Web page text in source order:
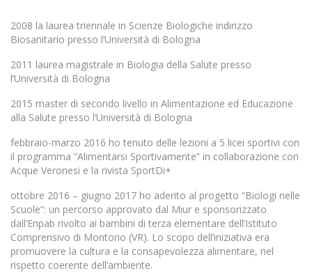
2008 la laurea triennale in Scienze Biologiche indirizzo
Biosanitario presso l’Università di Bologna
2011 laurea magistrale in Biologia della Salute presso
l’Università di Bologna
2015 master di secondo livello in Alimentazione ed Educazione
alla Salute presso l’Università di Bologna
febbraio-marzo 2016 ho tenuto delle lezioni a 5 licei sportivi con
il programma “Alimentarsi Sportivamente” in collaborazione con
Acque Veronesi e la rivista SportDi+
ottobre 2016 – giugno 2017 ho aderito al progetto “Biologi nelle
Scuole”: un percorso approvato dal Miur e sponsorizzato
dall’Enpab rivolto ai bambini di terza elementare dell’Istituto
Comprensivo di Montorio (VR). Lo scopo dell’iniziativa era
promuovere la cultura e la consapevolezza alimentare, nel
rispetto coerente dell’ambiente.